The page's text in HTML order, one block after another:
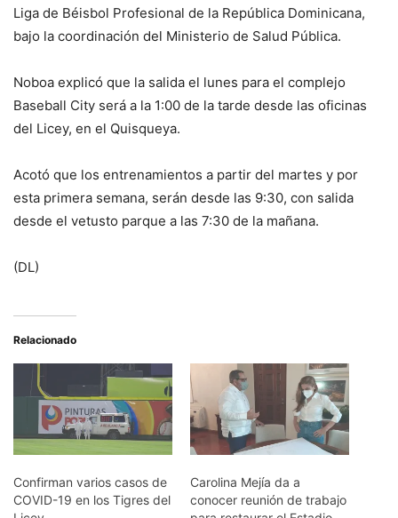
Liga de Béisbol Profesional de la República Dominicana,
bajo la coordinación del Ministerio de Salud Pública.
Noboa explicó que la salida el lunes para el complejo
Baseball City será a la 1:00 de la tarde desde las oficinas
del Licey, en el Quisqueya.
Acotó que los entrenamientos a partir del martes y por
esta primera semana, serán desde las 9:30, con salida
desde el vetusto parque a las 7:30 de la mañana.
(DL)
Relacionado
Confirman varios casos de
COVID-19 en los Tigres del
Carolina Mejía da a
conocer reunión de trabajo